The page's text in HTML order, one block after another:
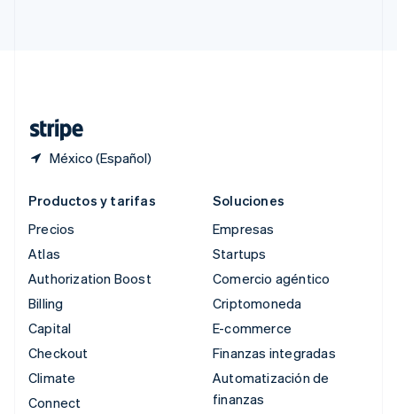
México (Español)
Productos y tarifas
Precios
Atlas
Authorization Boost
Billing
Capital
Checkout
Climate
Connect
Soluciones
Empresas
Startups
Comercio agéntico
Criptomoneda
E-commerce
Finanzas integradas
Automatización de
finanzas